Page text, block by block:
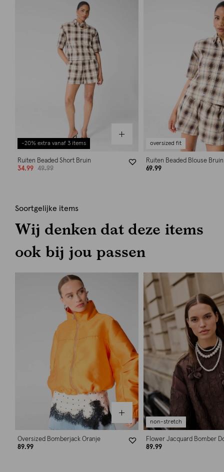
-20% extra vanaf 3 items
Ruiten Beaded Short Bruin
34.99
49.99
oversized fit
Ruiten Beaded Blouse Bruin
69.99
Soortgelijke items
Wij denken dat deze items
ook bij jou passen
Oversized Bomberjack Oranje
89.99
non-stretch
Flower Jacquard Bomber
89.99